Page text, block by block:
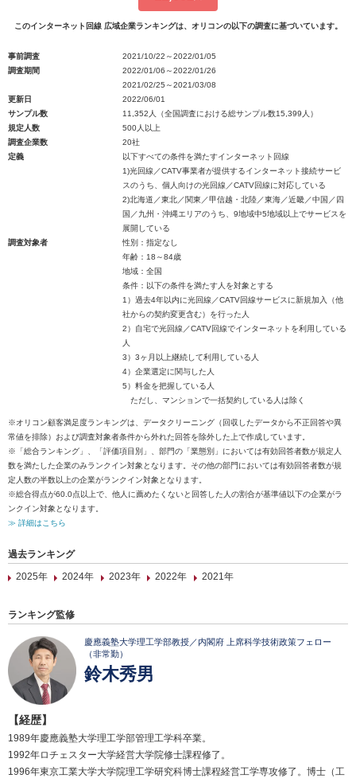
このインターネット回線 広域企業ランキングは、オリコンの以下の調査に基づいています。
事前調査
2021/10/22～2022/01/05
調査期間
2022/01/06～2022/01/26
2021/02/25～2021/03/08
更新日
2022/06/01
サンプル数
11,352人（全国調査における総サンプル数15,399人）
規定人数
500人以上
調査企業数
20社
定義
以下すべての条件を満たすインターネット回線
1)光回線／CATV事業者が提供するインターネット接続サービ
スのうち、個人向けの光回線／CATV回線に対応している
2)北海道／東北／関東／甲信越・北陸／東海／近畿／中国／四
国／九州・沖縄エリアのうち、9地域中5地域以上でサービスを
展開している
調査対象者
性別：指定なし
年齢：18～84歳
地域：全国
条件：以下の条件を満たす人を対象とする
1）過去4年以内に光回線／CATV回線サービスに新規加入（他
社からの契約変更含む）を行った人
2）自宅で光回線／CATV回線でインターネットを利用している
人
3）3ヶ月以上継続して利用している人
4）企業選定に関与した人
5）料金を把握している人
ただし、マンションで一括契約している人は除く
※オリコン顧客満足度ランキングは、データクリーニング（回収したデータから不正回答や異
常値を排除）および調査対象者条件から外れた回答を除外した上で作成しています。
※「総合ランキング」、「評価項目別」、部門の「業態別」においては有効回答者数が規定人
数を満たした企業のみランクイン対象となります。その他の部門においては有効回答者数が規
定人数の半数以上の企業がランクイン対象となります。
※総合得点が60.0点以上で、他人に薦めたくないと回答した人の割合が基準値以下の企業がラ
ンクイン対象となります。
≫ 詳細はこちら
過去ランキング
2025年
2024年 2023年 2022年 2021年
ランキング監修
慶應義塾大学理工学部教授／内閣府 上席科学技術政策フェロー
（非常勤）
鈴木秀男
【経歴】
1989年慶應義塾大学理工学部管理工学科卒業。
1992年ロチェスター大学経営大学院修士課程修了。
1996年東京工業大学大学院理工学研究科博士課程経営工学専攻修了。博士（工